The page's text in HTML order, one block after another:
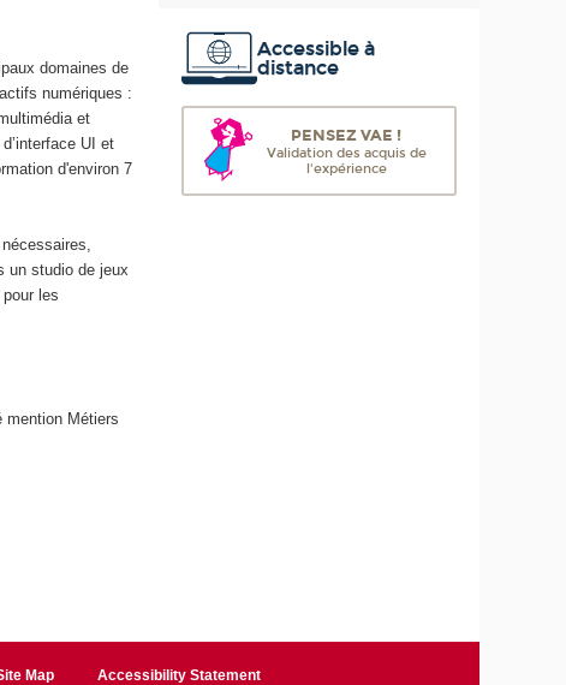
domaines de
numériques :
et
UI et
d'environ 7
un studio de jeux
les
mention Métiers
Accessible à
distance
PENSEZ VAE !
Validation des acquis de
l'expérience
Map Accessibility Statement